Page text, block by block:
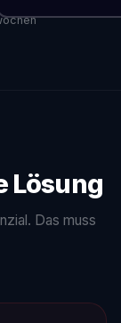
Lösung
Das muss